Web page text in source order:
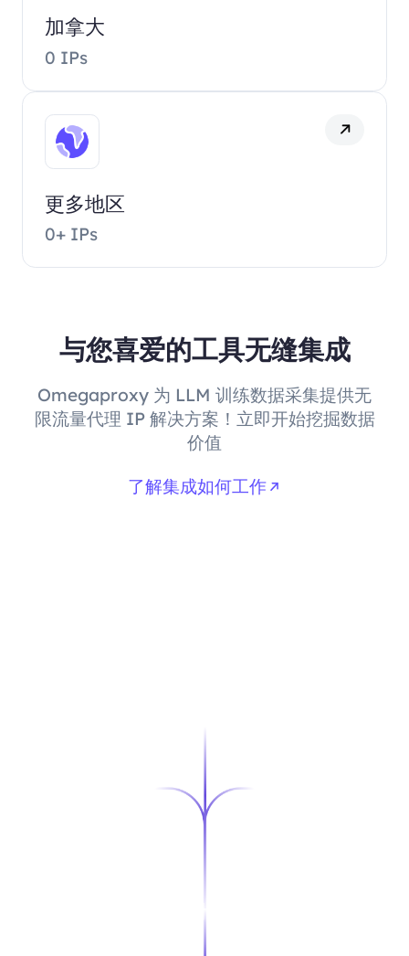
加拿大
0 IPs
更多地区
0+ IPs
与您喜爱的工具无缝集成
Omegaproxy 为 LLM 训练数据采集提供无
限流量代理 IP 解决方案！立即开始挖掘数据
价值
了解集成如何工作